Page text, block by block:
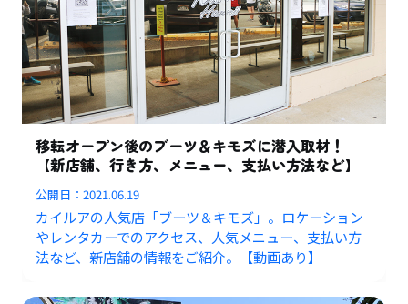
移転オープン後のブーツ＆キモズに潜入取材！
【新店舗、行き方、メニュー、支払い方法など】
公開日：2021.06.19
カイルアの人気店「ブーツ＆キモズ」。ロケーション
やレンタカーでのアクセス、人気メニュー、支払い方
法など、新店舗の情報をご紹介。【動画あり】